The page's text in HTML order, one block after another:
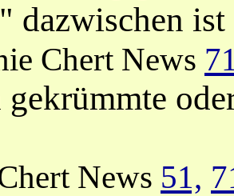
dazwischen
Chert News
gekrümmte
News 51,